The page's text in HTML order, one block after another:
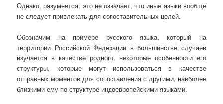
Однако, разумеется, это не означает, что иные языки вообще
не следует привлекать для сопоставительных целей.
Обозначим на примере русского языка, который на
территории Российской Федерации в большинстве случаев
изучается в качестве родного, некоторые особенности его
структуры, которые могут использоваться в качестве
отправных моментов для сопоставления с другими, наиболее
близкими ему по структуре индоевропейскими языками.